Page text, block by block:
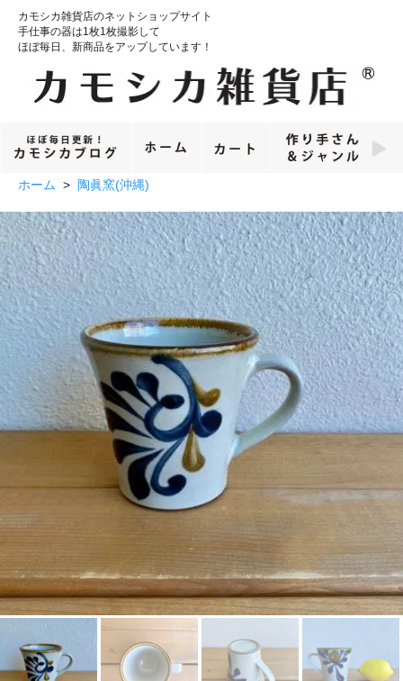
カモシカ雑貨店のネットショップサイト
手仕事の器は1枚1枚撮影して
ほぼ毎日、新商品をアップしています！
ホーム > 陶眞窯(沖縄)